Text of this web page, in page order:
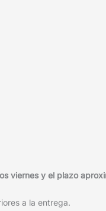
viernes y el plazo
a la entrega.